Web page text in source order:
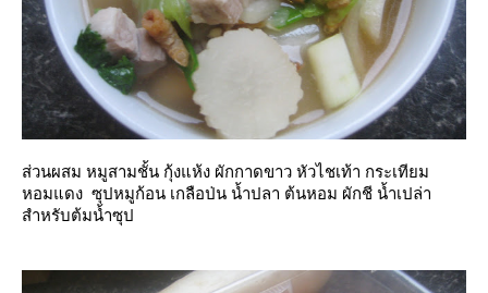
ส่วนผสม หมูสามชั้น กุ้งแห้ง ผักกาดขาว หัวไชเท้า กระเทียม
หอมแดง ซุปหมูก้อน เกลือป่น น้ำปลา ต้นหอม ผักชี น้ำเปล่า
สำหรับต้มน้ำซุป